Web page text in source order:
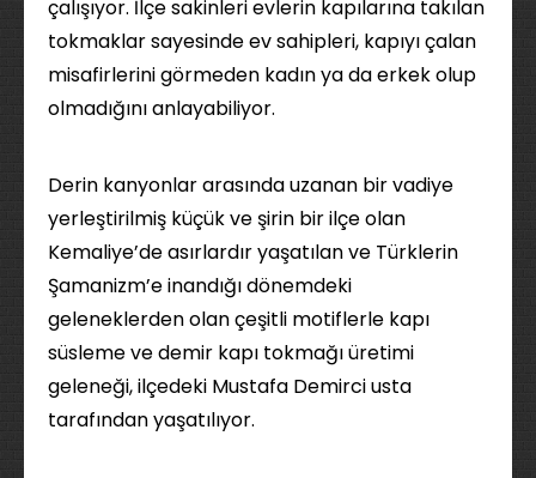
çalışıyor. İlçe sakinleri evlerin kapılarına takılan
tokmaklar sayesinde ev sahipleri, kapıyı çalan
misafirlerini görmeden kadın ya da erkek olup
olmadığını anlayabiliyor.
Derin kanyonlar arasında uzanan bir vadiye
yerleştirilmiş küçük ve şirin bir ilçe olan
Kemaliye’de asırlardır yaşatılan ve Türklerin
Şamanizm’e inandığı dönemdeki
geleneklerden olan çeşitli motiflerle kapı
süsleme ve demir kapı tokmağı üretimi
geleneği, ilçedeki Mustafa Demirci usta
tarafından yaşatılıyor.